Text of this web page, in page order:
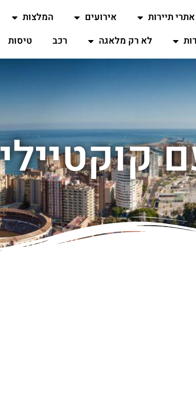
אתרי תיירות אירועים המלצות
לא רק מלאגה רכב טיסות